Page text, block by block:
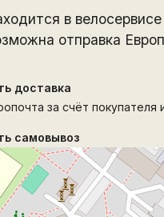
в
отправка
доставка
за счёт покупателя
самовывоз